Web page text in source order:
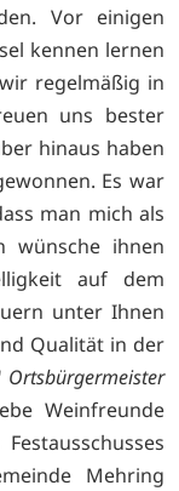
Vor einigen
kennen lernen
regelmäßig in
uns bester
hinaus haben
Es war
man mich als
wünsche ihnen
auf dem
unter Ihnen
Qualität in der
Ortsbürgermeister
Weinfreunde
Mehring